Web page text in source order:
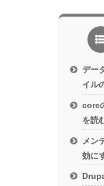
デー
イル
core
を読
メン
効に